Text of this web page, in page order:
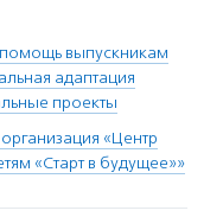
помощь выпускникам
адаптация
проекты
«Центр
«Старт в будущее»»